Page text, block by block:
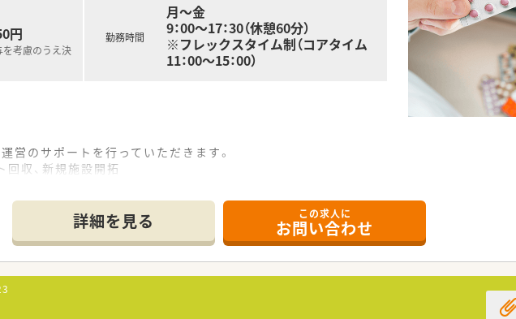
円
を考慮のうえ決
勤務時間
月～金
9：00～17：30（休憩60分）
※フレックスタイム制（コアタイム
11：00～15：00）
営のサポートを行っていただきます。
回収、新規施設開拓
委員会の申請手続きなど
東証プライム上場のグループ企業。社内システムも充実しており、外出しながらも社
入社時研修は6週間をかけ基礎から実務面まで幅広く学習できます。
詳細を見る この求人に
お問い合わせ